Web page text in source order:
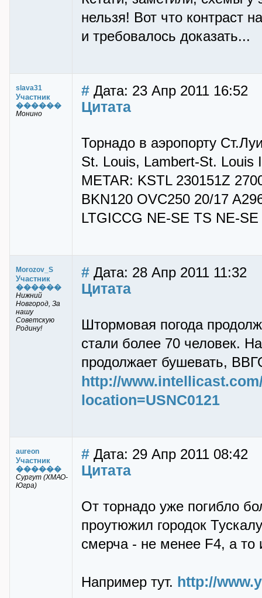
нельзя! Вот что контраст
и требовалось доказать...
slava31
Участник
������
Монино
# Дата: 23 Апр 2011 16:52
Цитата
Торнадо в аэропорту
St. Louis, Lambert-St. Louis
METAR: KSTL 230151Z
BKN120 OVC250 20/17
LTGICCG NE-SE TS NE-
Morozov_S
Участник
������
Нижний
Новгород, За
нашу
Советскую
Родину!
# Дата: 28 Апр 2011 11:32
Цитата
Штормовая погода
стали более 70 человек.
продолжает бушевать,
http://
location=USNC0121
aureon
Участник
������
Сургут (ХМАО-
Югра)
# Дата: 29 Апр 2011 08:42
Цитата
От торнадо уже погибло
проутюжил городок
смерча - не менее F4, а
Например тут. http://